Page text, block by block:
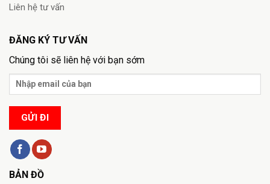
Liên hệ tư vấn
ĐĂNG KÝ TƯ VẤN
Chúng tôi sẽ liên hệ với bạn sớm
BẢN ĐỒ